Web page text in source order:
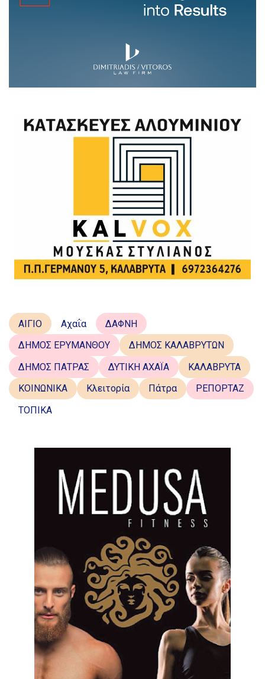
ΑΙΓΙΟ Αχαΐα
ΔΑΦΝΗ
ΔΗΜΟΣ ΕΡΥΜΑΝΘΟΥ
ΔΗΜΟΣ ΚΑΛΑΒΡΥΤΩΝ
ΔΗΜΟΣ ΠΑΤΡΑΣ
ΔΥΤΙΚΗ ΑΧΑΪΑ
ΚΑΛΑΒΡΥΤΑ
ΚΟΙΝΩΝΙΚΑ
Κλειτορία Πάτρα
ΡΕΠΟΡΤΑΖ
ΤΟΠΙΚΑ